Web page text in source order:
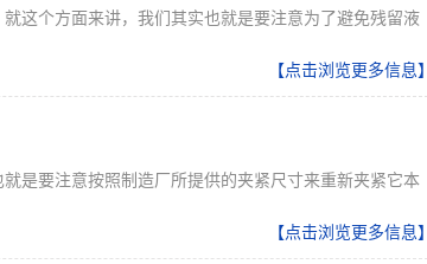
这个方面来讲，我们其实也就是要注意为了避免残留液
【点击浏览更多信息】
是要注意按照制造厂所提供的夹紧尺寸来重新夹紧它本
【点击浏览更多信息】